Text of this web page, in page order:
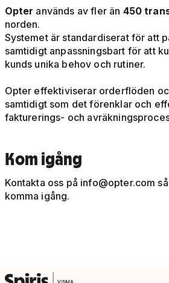
Opter används av fler än 450
norden.
Systemet är standardiserat för att
samtidigt anpassningsbart för att
kunds unika behov och rutiner.
Opter effektiviserar orderflöden
samtidigt som det förenklar och
fakturerings- och
Kom igång
Kontakta oss på info@opter.com
komma igång.